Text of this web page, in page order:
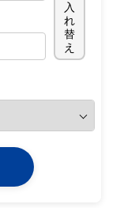
入
れ
替
え